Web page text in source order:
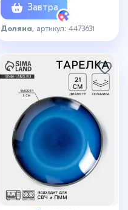
Завтра
Доляна , артикул: 4473631